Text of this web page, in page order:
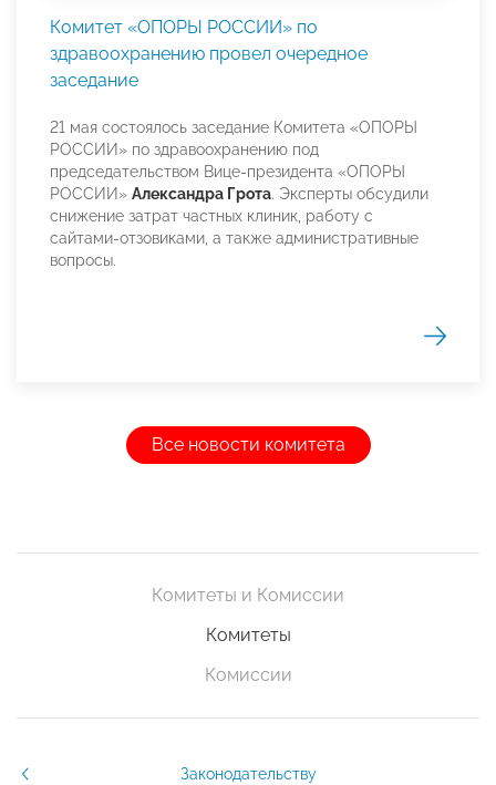
Комитет «ОПОРЫ РОССИИ» по
здравоохранению провел очередное
заседание
21 мая состоялось заседание Комитета «ОПОРЫ
РОССИИ» по здравоохранению под
председательством Вице-президента «ОПОРЫ
РОССИИ» Александра Грота. Эксперты обсудили
снижение затрат частных клиник, работу с
сайтами-отзовиками, а также административные
вопросы.
Все новости комитета
Комитеты и Комиссии
Комитеты
Комиссии
Законодательству